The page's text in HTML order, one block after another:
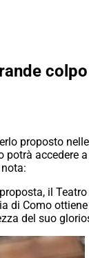
proposto
accedere
il
di Como
del suo